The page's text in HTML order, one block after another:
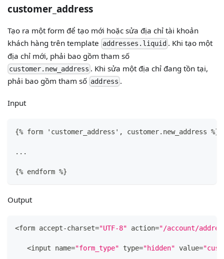
customer_address
Tạo ra một form để tạo mới hoặc sửa địa chỉ tài khoản
khách hàng trên template addresses.liquid . Khi tạo một
địa chỉ mới, phải bao gồm tham số
customer.new_address . Khi sửa một địa chỉ đang tồn tại,
phải bao gồm tham số address .
Input
{% form 'customer_address' , customer.new_address %}
...
{% endform %}
Output
<form accept-charset="UTF-8" action="/account/
   <input name=
"form_type" type="hidden" value=